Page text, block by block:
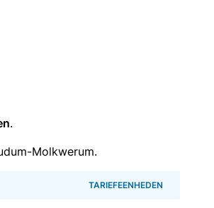
.
Molkwerum.
TARIEFEENHEDEN